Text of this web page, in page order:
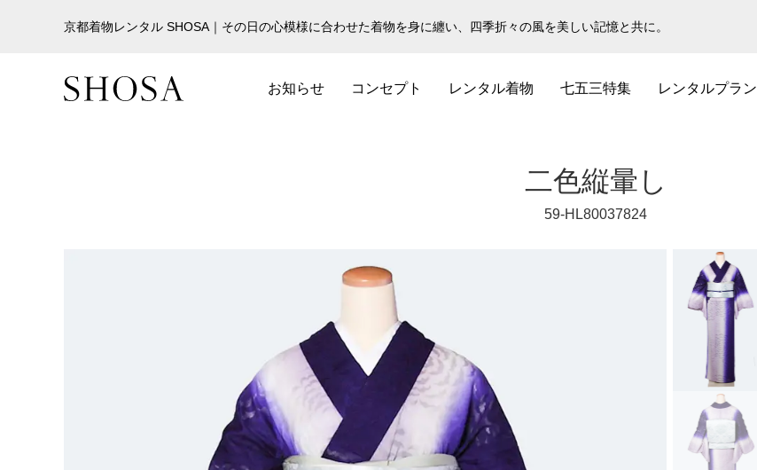
京都着物レンタル SHOSA｜その日の心模様に合わせた着物を身に纏い、四季折々の風を美しい記憶と共に。
お知らせ コンセプト レンタル着物 七五三特集 レンタルプラン
二色縦暈し
59-HL80037824